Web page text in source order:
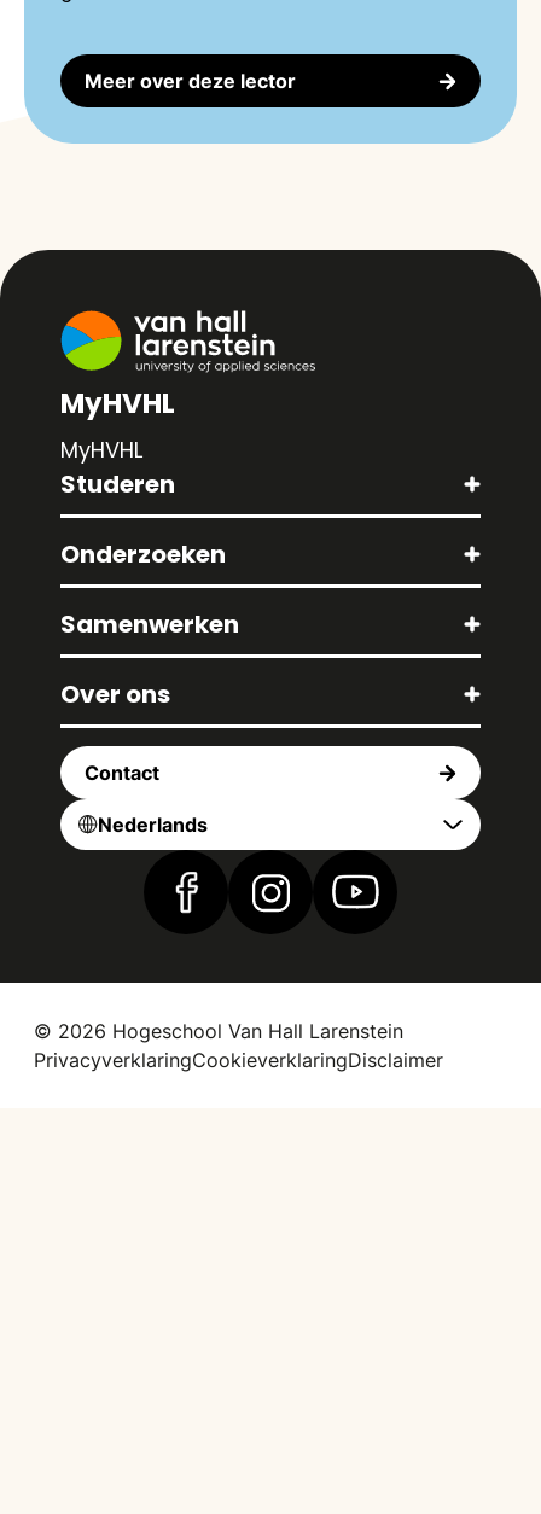
Meer over deze lector
MyHVHL
MyHVHL
Studeren
Onderzoeken
Samenwerken
Over ons
Contact
Nederlands
Vind ons op Facebook
Vind ons op Instagram
Vind ons op
© 2026 Hogeschool Van Hall Larenstein
PrivacyverklaringCookieverklaringDisclaimer